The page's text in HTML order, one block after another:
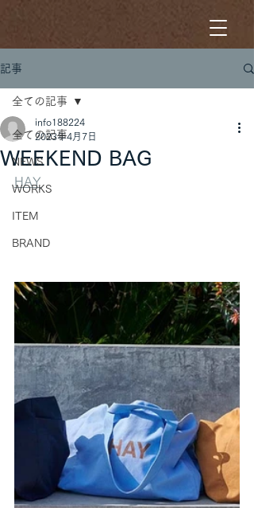
記事
全ての記事
NEWS
WORKS
ITEM
BRAND
全ての記事
WEEKEND BAG
info188224
2023年4月7日
HAY